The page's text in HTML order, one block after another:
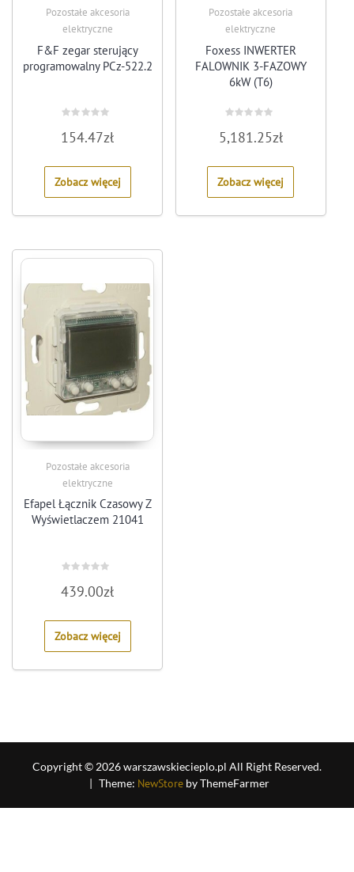
Pozostałe akcesoria
elektryczne
F&F zegar sterujący
programowalny PCz-522.2
0
out
5
154.47zł
Zobacz więcej
Pozostałe akcesoria
elektryczne
Foxess INWERTER
FALOWNIK 3-FAZOWY
6kW (T6)
0
out
5
5,181.25zł
Zobacz więcej
Pozostałe akcesoria
elektryczne
Efapel Łącznik Czasowy Z
Wyświetlaczem 21041
0
out
5
439.00zł
Zobacz więcej
Copyright © 2026 warszawskiecieplo.pl All Right Reserved.
| Theme: NewStoreby ThemeFarmer